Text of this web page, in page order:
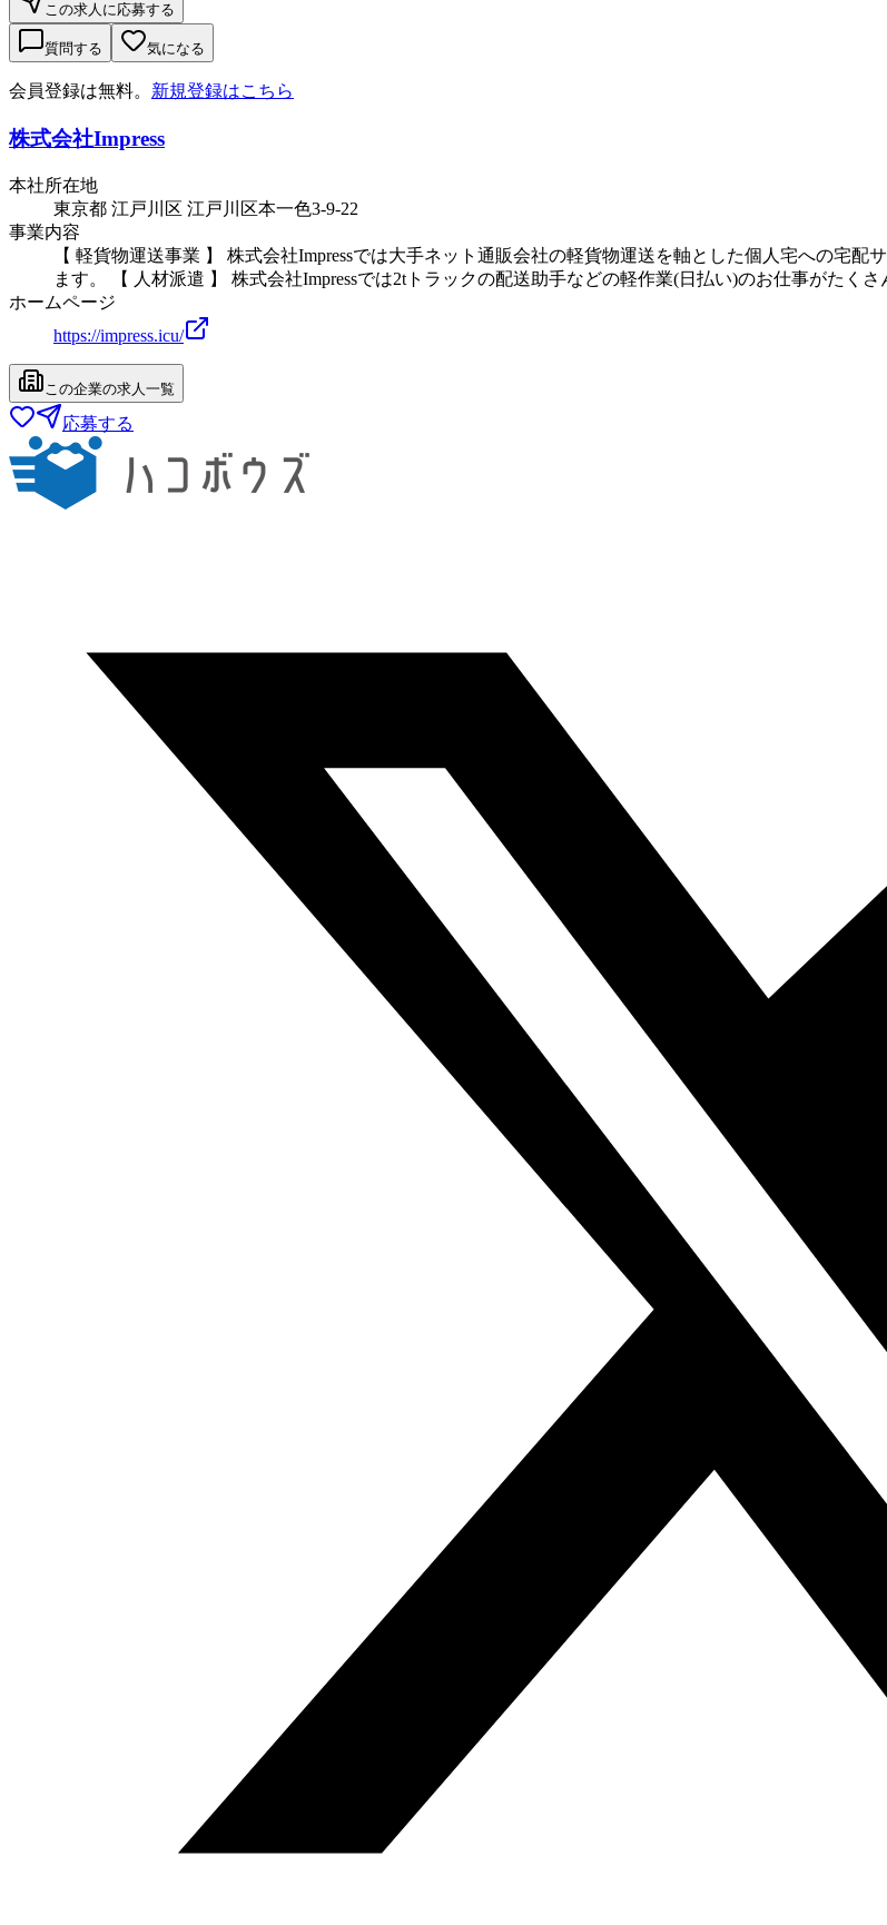
この求人に応募する
質問する 気になる
会員登録は無料。 新規登録はこちら
株式会社Impress
本社所在地
東京都 江戸川区 江戸川区本一色3-9-22
事業内容
【 軽貨物運送事業 】 株式会社Impressでは大手ネット通販会社の軽貨物運送を軸とした個人宅への宅
ます。 【 人材派遣 】 株式会社Impressでは2tトラックの配送助手などの軽作業(日払い)のお仕事がたくさ
ホームページ
https://impress.icu/
この企業の求人一覧
応募する